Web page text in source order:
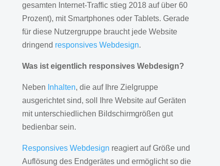
gesamten Internet-Traffic stieg 2018 auf über 60
Prozent), mit Smartphones oder Tablets. Gerade
für diese Nutzergruppe braucht jede Website
dringend responsives Webdesign.
Was ist eigentlich responsives Webdesign?
Neben Inhalten, die auf Ihre Zielgruppe
ausgerichtet sind, soll Ihre Website auf Geräten
mit unterschiedlichen Bildschirmgrößen gut
bedienbar sein.
Responsives Webdesign reagiert auf Größe und
Auflösung des Endgerätes und ermöglicht so die